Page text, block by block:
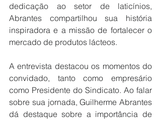
dedicação ao setor de laticínios,
Abrantes compartilhou sua história
inspiradora e a missão de fortalecer o
mercado de produtos lácteos.
A entrevista destacou os momentos do
convidado, tanto como empresário
como Presidente do Sindicato. Ao falar
sobre sua jornada, Guilherme Abrantes
dá destaque sobre a importância de